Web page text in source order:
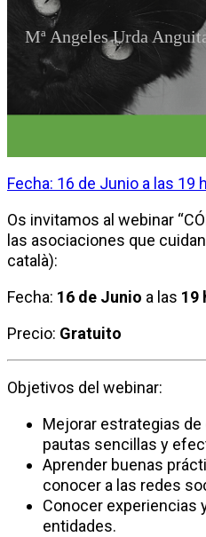
Mª Angeles Urda
Fecha: 16 de Junio a las 19
Os invitamos al webinar
las asociaciones que
català):
Fecha: 16 de Junio a las 19
Precio: Gratuito
Objetivos del webinar:
Mejorar estrategias
pautas sencillas y
Aprender buenas
conocer a las redes
Conocer experiencias
entidades.